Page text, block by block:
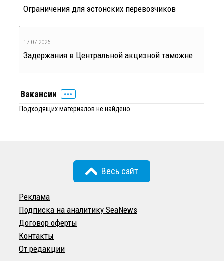
Ограничения для эстонских перевозчиков
17.07.2026
Задержания в Центральной акцизной таможне
Вакансии
Подходящих материалов не найдено
Весь сайт
Реклама
Подписка на аналитику SeaNews
Договор оферты
Контакты
От редакции